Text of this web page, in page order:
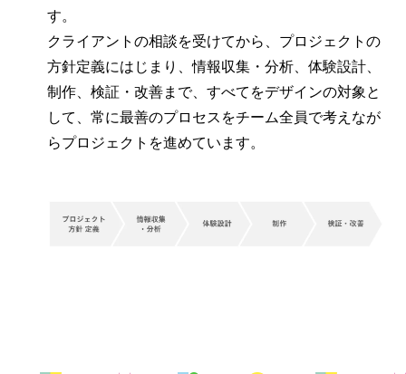
す。
クライアントの相談を受けてから、プロジェクトの
方針定義にはじまり、情報収集・分析、体験設計、
制作、検証・改善まで、すべてをデザインの対象と
して、常に最善のプロセスをチーム全員で考えなが
らプロジェクトを進めています。